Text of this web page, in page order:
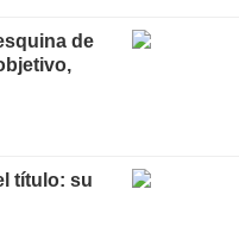
de
título: su